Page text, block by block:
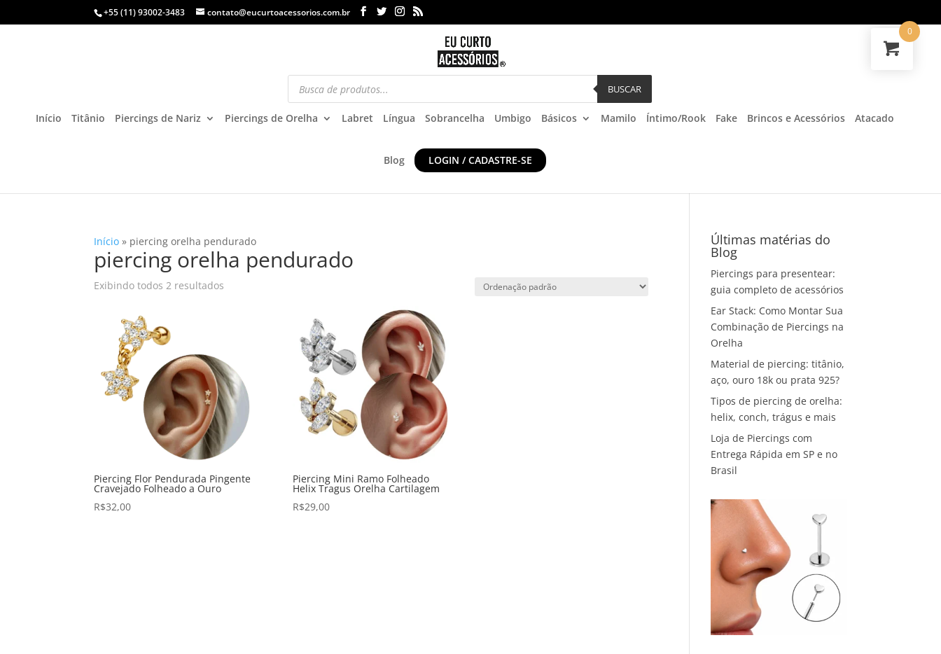
+55 (11) 93002-3483 contato@eucurtoacessorios.com.br
BUSCAR
Início Titânio Piercings de Nariz Piercings de Orelha Labret Língua Sobrancelha Umbigo Básicos Mamilo Íntimo/Rook Fake Brincos e Acessórios Atacado
Blog LOGIN / CADASTRE-SE
Início » piercing orelha pendurado
piercing orelha pendurado
Exibindo todos 2 resultados
Piercing Flor Pendurada Pingente
Cravejado Folheado a Ouro
R$32,00
Piercing Mini Ramo Folheado
Helix Tragus Orelha Cartilagem
R$29,00
Últimas matérias do
Blog
Piercings para presentear:
guia completo de acessórios
Ear Stack: Como Montar Sua
Combinação de Piercings na
Orelha
Material de piercing: titânio,
aço, ouro 18k ou prata 925?
Tipos de piercing de orelha:
helix, conch, trágus e mais
Loja de Piercings com
Entrega Rápida em SP e no
Brasil
0